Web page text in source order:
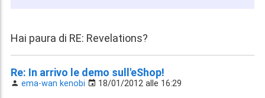
Hai paura di RE: Revelations?
Re: In arrivo le demo sull'eShop!
ema-wan kenobi 18/01/2012 alle 16:29